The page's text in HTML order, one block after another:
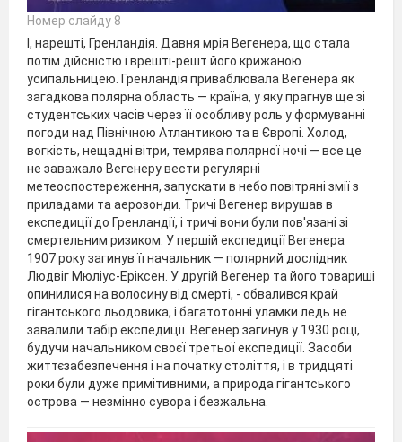
Номер слайду 8
І, нарешті, Гренландія. Давня мрія Вегенера, що стала
потім дійсністю і врешті-решт його крижаною
усипальницею. Гренландія приваблювала Вегенера як
загадкова полярна область — країна, у яку прагнув ще зі
студентських часів через її особливу роль у формуванні
погоди над Північною Атлантикою та в Європі. Холод,
вогкість, нещадні вітри, темрява полярної ночі — все це
не заважало Вегенеру вести регулярні
метеоспостереження, запускати в небо повітряні змії з
приладами та аерозонди. Тричі Вегенер вирушав в
експедиції до Гренландії, і тричі вони були пов'язані зі
смертельним ризиком. У першій експедиції Вегенера
1907 року загинув її начальник — полярний дослідник
Людвіг Мюліус-Еріксен. У другій Вегенер та його товариші
опинилися на волосину від смерті, - обвалився край
гігантського льодовика, і багатотонні уламки ледь не
завалили табір експедиції. Вегенер загинув у 1930 році,
будучи начальником своєї третьої експедиції. Засоби
життєзабезпечення і на початку століття, і в тридцяті
роки були дуже примітивними, а природа гігантського
острова — незмінно сувора і безжальна.